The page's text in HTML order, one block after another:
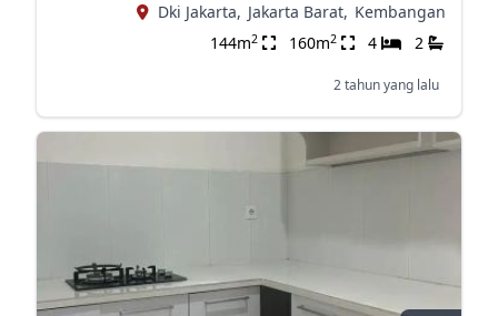
Dki Jakarta, Jakarta Barat, Kembangan
144m2 160m2 4 2
2 tahun yang lalu